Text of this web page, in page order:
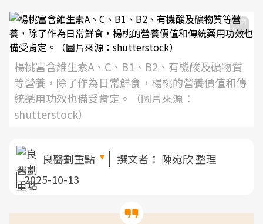
楊桃富含維生素A、C、B1、B2、有機酸及礦物質
等營養，除了作為日常鮮食，楊桃的營養價值和傳
統藥用功效也備受肯定。（圖片來源：
shutterstock）
良醫劃重點 撰文者： 陳宛欣 整理
2025-10-13